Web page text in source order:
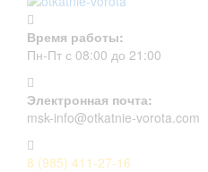
Время работы:
Пн-Пт с 08:00 до 21:00
Электронная почта:
msk-info@otkatnie-vorota.com
8 (985) 411-27-16